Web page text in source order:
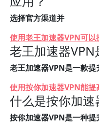
选择官方渠道并
使用老王加速器VPN可以
老王加速器VPN
老王加速器VPN是一款提
使用按你加速器VPN能提
什么是按你加速
按你加速器VPN是一种提